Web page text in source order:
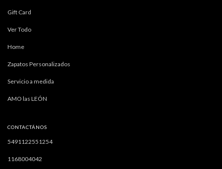
Gift Card
Ver Todo
Home
Zapatos Personalizados
Servicio a medida
AMO las LEÓN
CONTACTÁNOS
5491122551254
1168004042